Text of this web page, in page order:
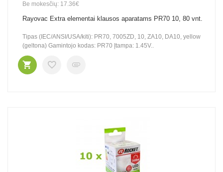
Be mokesčių: 17.36€
Rayovac Extra elementai klausos aparatams PR70 10, 80 vnt.
Tipas (IEC/ANSI/USA/kiti): PR70, 7005ZD, 10, ZA10, DA10, yellow
(geltona) Gamintojo kodas: PR70 Įtampa: 1.45V..